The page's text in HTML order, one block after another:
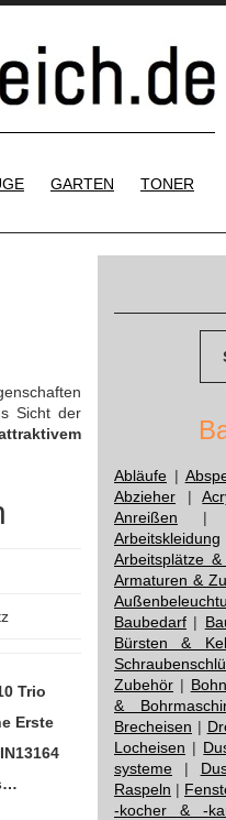
GARTEN TONER
Sicht der
Trio
Erste
Abläufe |
Abzieher |
Anreißen
Arbeitskleidung
Arbeitsplätze &
Armaturen &
Baubedarf |
Bürsten &
Zubehör |
&
Brecheisen |
Locheisen |
systeme |
Raspeln |
-kocher & -